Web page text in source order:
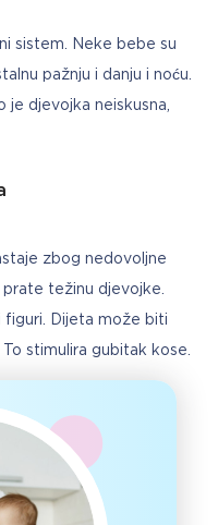
sistem. Neke bebe su
pažnju i danju i noću.
je djevojka neiskusna,
prate težinu djevojke.
figuri. Dijeta može biti
stimulira gubitak kose.